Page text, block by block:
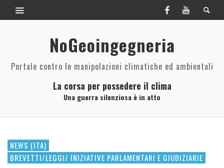
NoGeoingegneria
Portale contro le manipolazioni climatiche ed ambientali
La corsa per possedere il clima
Una guerra silenziosa è in atto
NEWS (ITA)
BREVETTI/LEGGI/ INIZIATIVE PARLAMENTARI E GIUDIZIARIE